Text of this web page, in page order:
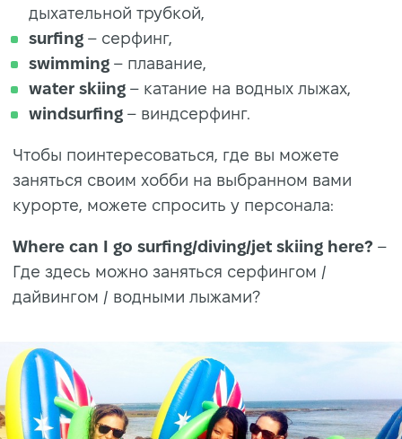
дыхательной трубкой,
surfing – серфинг,
swimming – плавание,
water skiing – катание на водных лыжах,
windsurfing – виндсерфинг.
Чтобы поинтересоваться, где вы можете
заняться своим хобби на выбранном вами
курорте, можете спросить у персонала:
Where can I go surfing/diving/jet skiing here? –
Где здесь можно заняться серфингом /
дайвингом / водными лыжами?